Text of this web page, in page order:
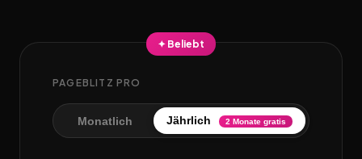
✦ Beliebt
PAGEBLITZ PRO
Monatlich Jährlich 2 Monate gratis